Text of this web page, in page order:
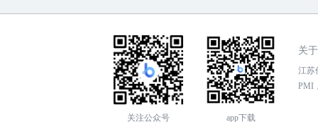
关注公众号 app下载
关
江苏
PMI